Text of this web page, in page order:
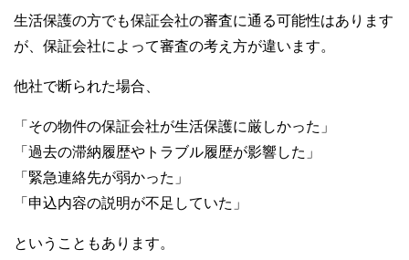
生活保護の方でも保証会社の審査に通る可能性はあります
が、保証会社によって審査の考え方が違います。
他社で断られた場合、
「その物件の保証会社が生活保護に厳しかった」
「過去の滞納履歴やトラブル履歴が影響した」
「緊急連絡先が弱かった」
「申込内容の説明が不足していた」
ということもあります。